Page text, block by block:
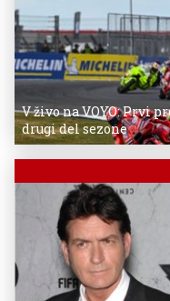
V živo na VOYO: Prvi
drugi del sezone